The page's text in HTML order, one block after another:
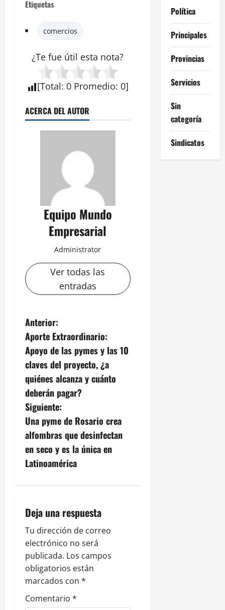
Etiquetas
comercios
¿Te fue útil esta nota?
[Total: 0 Promedio: 0]
ACERCA DEL AUTOR
Equipo Mundo
Empresarial
Administrator
Ver todas las
entradas
N
a
v
e
g
a
c
i
n
d
e
e
n
Anterior:
Aporte Extraordinario:
Apoyo de las pymes y las 10
claves del proyecto, ¿a
quiénes alcanza y cuánto
deberán pagar?
Siguiente:
Una pyme de Rosario crea
alfombras que desinfectan
en seco y es la única en
Latinoamérica
Deja una respuesta
Tu dirección de correo
electrónico no será
publicada. Los campos
obligatorios están
marcados con *
Comentario *
Política
Principales
Provincias
Servicios
Sin
categoría
Sindicatos